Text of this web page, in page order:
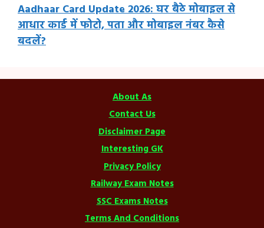
Aadhaar Card Update 2026: घर बैठे मोबाइल से
आधार कार्ड में फोटो, पता और मोबाइल नंबर कैसे
बदलें?
About As
Contact Us
Disclaimer Page
Interesting GK
Privacy Policy
Railway Exam Notes
SSC Exams Notes
Terms And Conditions